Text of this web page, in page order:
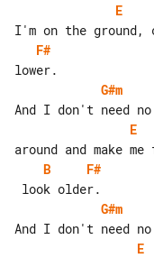
E
F#
G#m
E
B
F#
G#m
E